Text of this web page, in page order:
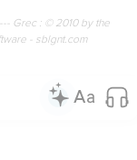
Grec : © 2010 by the
- sblgnt.com